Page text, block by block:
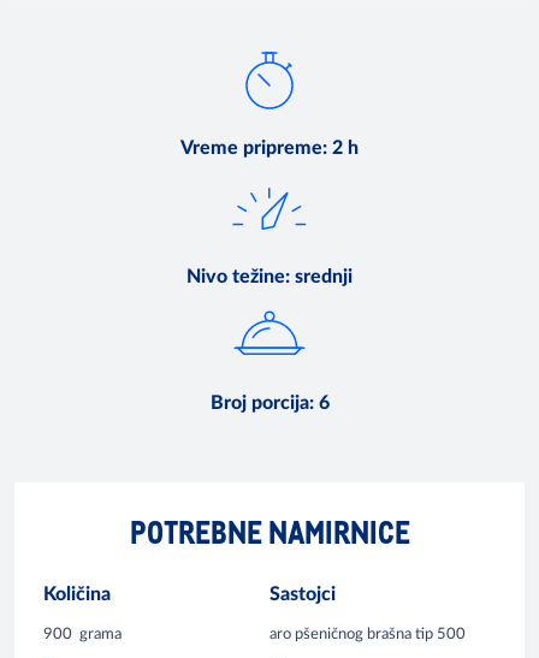
Vreme pripreme: 2 h
Nivo težine: srednji
Broj porcija: 6
POTREBNE NAMIRNICE
Količina Sastojci
900 grama aro pšeničnog brašna tip 500